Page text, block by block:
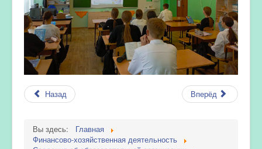
Назад Вперёд
Вы здесь:
Главная
Финансово-хозяйственная деятельность